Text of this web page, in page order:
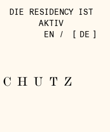
DIE RESIDENCY IST
AKTIV
EN
/ DE